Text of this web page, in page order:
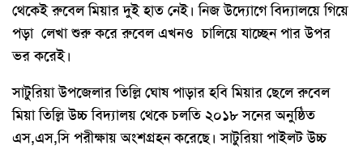
থেকেই রুবেল মিয়ার দুই হাত নেই। নিজ উদ্যোগে বিদ্যালয়ে গিয়ে
পড়া লেখা শুরু করে রুবেল এখনও চালিয়ে যাচ্ছেন পার উপর
ভর করেই।
সাটুরিয়া উপজেলার তিল্লি ঘোষ পাড়ার হবি মিয়ার ছেলে রুবেল
মিয়া তিল্লি উচ্চ বিদ্যালয় থেকে চলতি ২০১৮ সনের অনুষ্ঠিত
এস,এস,সি পরীক্ষায় অংশগ্রহন করেছে। সাটুরিয়া পাইলট উচ্চ